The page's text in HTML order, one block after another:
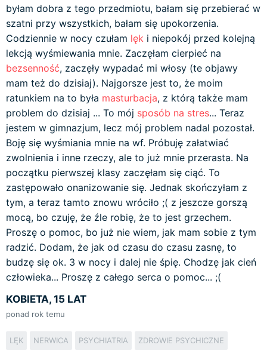
byłam dobra z tego przedmiotu, bałam się przebierać w
szatni przy wszystkich, bałam się upokorzenia.
Codziennie w nocy czułam lęk i niepokój przed kolejną
lekcją wyśmiewania mnie. Zaczęłam cierpieć na
bezsenność, zaczęły wypadać mi włosy (te objawy
mam też do dzisiaj). Najgorsze jest to, że moim
ratunkiem na to była masturbacja, z którą także mam
problem do dzisiaj ... To mój sposób na stres... Teraz
jestem w gimnazjum, lecz mój problem nadal pozostał.
Boję się wyśmiania mnie na wf. Próbuję załatwiać
zwolnienia i inne rzeczy, ale to już mnie przerasta. Na
początku pierwszej klasy zaczęłam się ciąć. To
zastępowało onanizowanie się. Jednak skończyłam z
tym, a teraz tamto znowu wróciło ;( z jeszcze gorszą
mocą, bo czuję, że źle robię, że to jest grzechem.
Proszę o pomoc, bo już nie wiem, jak mam sobie z tym
radzić. Dodam, że jak od czasu do czasu zasnę, to
budzę się ok. 3 w nocy i dalej nie śpię. Chodzę jak cień
człowieka... Proszę z całego serca o pomoc... ;(
KOBIETA, 15 LAT
ponad rok temu
LĘK NERWICA PSYCHIATRIA ZDROWIE PSYCHICZNE